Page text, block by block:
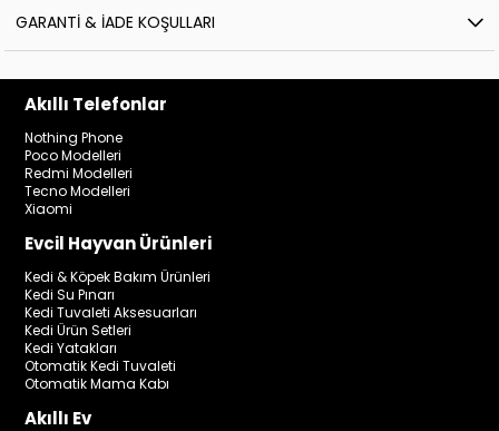
GARANTI & İADE KOŞULLARI
Akıllı Telefonlar
Nothing Phone
Poco Modelleri
Redmi Modelleri
Tecno Modelleri
Xiaomi
Evcil Hayvan Ürünleri
Kedi & Köpek Bakım Ürünleri
Kedi Su Pınarı
Kedi Tuvaleti Aksesuarları
Kedi Ürün Setleri
Kedi Yatakları
Otomatik Kedi Tuvaleti
Otomatik Mama Kabı
Akıllı Ev